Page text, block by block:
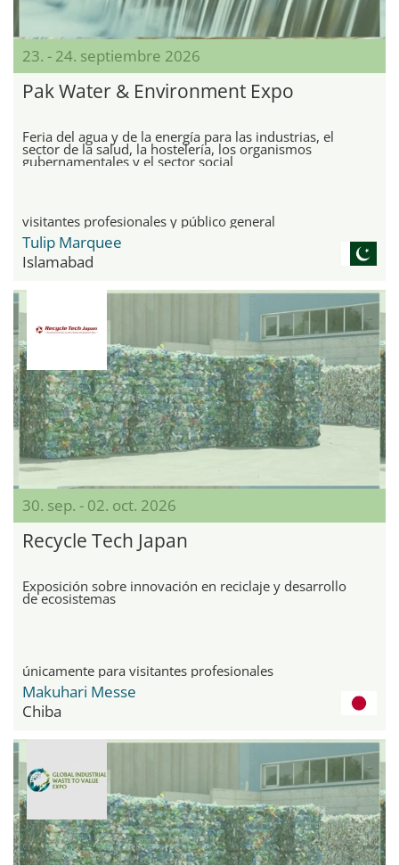
23. - 24. septiembre 2026
Pak Water & Environment Expo
Feria del agua y de la energía para las industrias, el
sector de la salud, la hostelería, los organismos
gubernamentales y el sector social
visitantes profesionales y público general
Tulip Marquee
Islamabad
30. sep. - 02. oct. 2026
Recycle Tech Japan
Exposición sobre innovación en reciclaje y desarrollo
de ecosistemas
únicamente para visitantes profesionales
Makuhari Messe
Chiba